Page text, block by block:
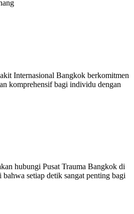
Internasional Bangkok berkomitmen
komprehensif bagi individu dengan
hubungi Pusat Trauma Bangkok di
setiap detik sangat penting bagi